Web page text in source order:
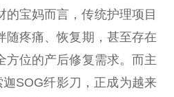
的宝妈而言，传统护理项目
随疼痛、恢复期，甚至存在
方位的产后修复需求。而主
迦SOG纤影刀 ，正成为越来